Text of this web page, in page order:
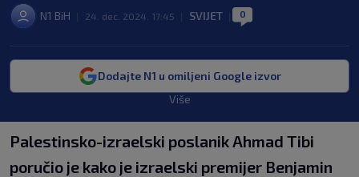
N1 BiH 24. dec. 2024. 17:45 SVIJET 0
Dodajte N1 u omiljeni Google izvor
Više
Palestinsko-izraelski poslanik Ahmad Tibi
poručio je kako je izraelski premijer Benjamin